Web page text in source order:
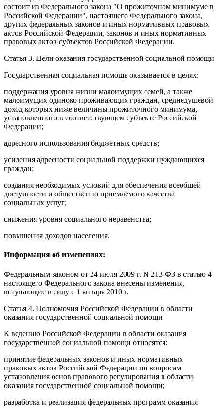
состоит из Федерального закона "О прожиточном минимуме в
Российской Федерации", настоящего Федерального закона,
других федеральных законов и иных нормативных правовых
актов Российской Федерации, законов и иных нормативных
правовых актов субъектов Российской Федерации.
Статья 3. Цели оказания государственной социальной помощи
Государственная социальная помощь оказывается в целях:
поддержания уровня жизни малоимущих семей, а также
малоимущих одиноко проживающих граждан, среднедушевой
доход которых ниже величины прожиточного минимума,
установленного в соответствующем субъекте Российской
Федерации;
адресного использования бюджетных средств;
усиления адресности социальной поддержки нуждающихся
граждан;
создания необходимых условий для обеспечения всеобщей
доступности и общественно приемлемого качества
социальных услуг;
снижения уровня социального неравенства;
повышения доходов населения.
Информация об изменениях:
Федеральным законом от 24 июля 2009 г. N 213-ФЗ в статью 4
настоящего Федерального закона внесены изменения,
вступающие в силу с 1 января 2010 г.
Статья 4. Полномочия Российской Федерации в области
оказания государственной социальной помощи
К ведению Российской Федерации в области оказания
государственной социальной помощи относятся:
принятие федеральных законов и иных нормативных
правовых актов Российской Федерации по вопросам
установления основ правового регулирования в области
оказания государственной социальной помощи;
разработка и реализация федеральных программ оказания